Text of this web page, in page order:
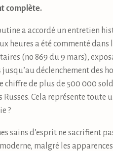
complète.
a accordé un entretien
heures a été commenté
(no 869 du 9 mars),
déclenchement des
chiffre de plus de 500 000
Cela représente toute
?
sains d’esprit ne sacrifient
malgré les